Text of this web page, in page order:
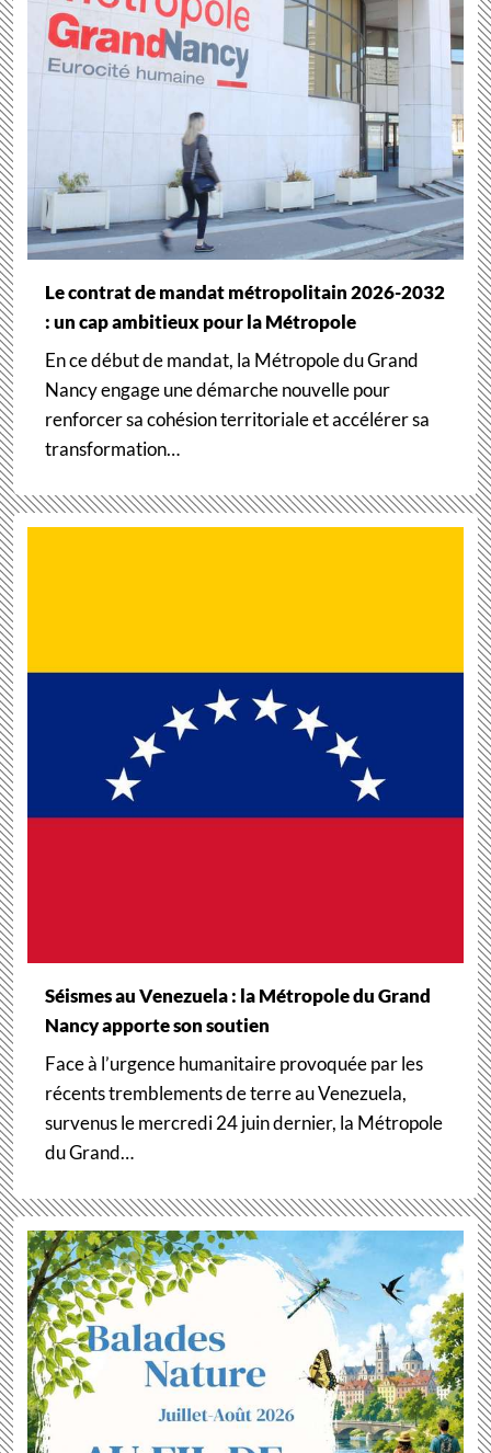
Le contrat de mandat métropolitain 2026-2032
: un cap ambitieux pour la Métropole
En ce début de mandat, la Métropole du Grand
Nancy engage une démarche nouvelle pour
renforcer sa cohésion territoriale et accélérer sa
transformation…
Séismes au Venezuela : la Métropole du Grand
Nancy apporte son soutien
Face à l’urgence humanitaire provoquée par les
récents tremblements de terre au Venezuela,
survenus le mercredi 24 juin dernier, la Métropole
du Grand…